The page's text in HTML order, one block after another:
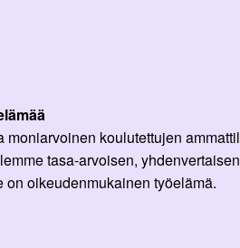
moniarvoinen koulutettujen
tasa-arvoisen,
oikeudenmukainen työelämä.